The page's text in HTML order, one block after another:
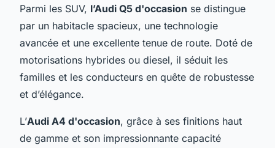
Parmi les SUV, l’Audi Q5 d'occasion se distingue
par un habitacle spacieux, une technologie
avancée et une excellente tenue de route. Doté de
motorisations hybrides ou diesel, il séduit les
familles et les conducteurs en quête de robustesse
et d’élégance.
L’Audi A4 d'occasion, grâce à ses finitions haut
de gamme et son impressionnante capacité